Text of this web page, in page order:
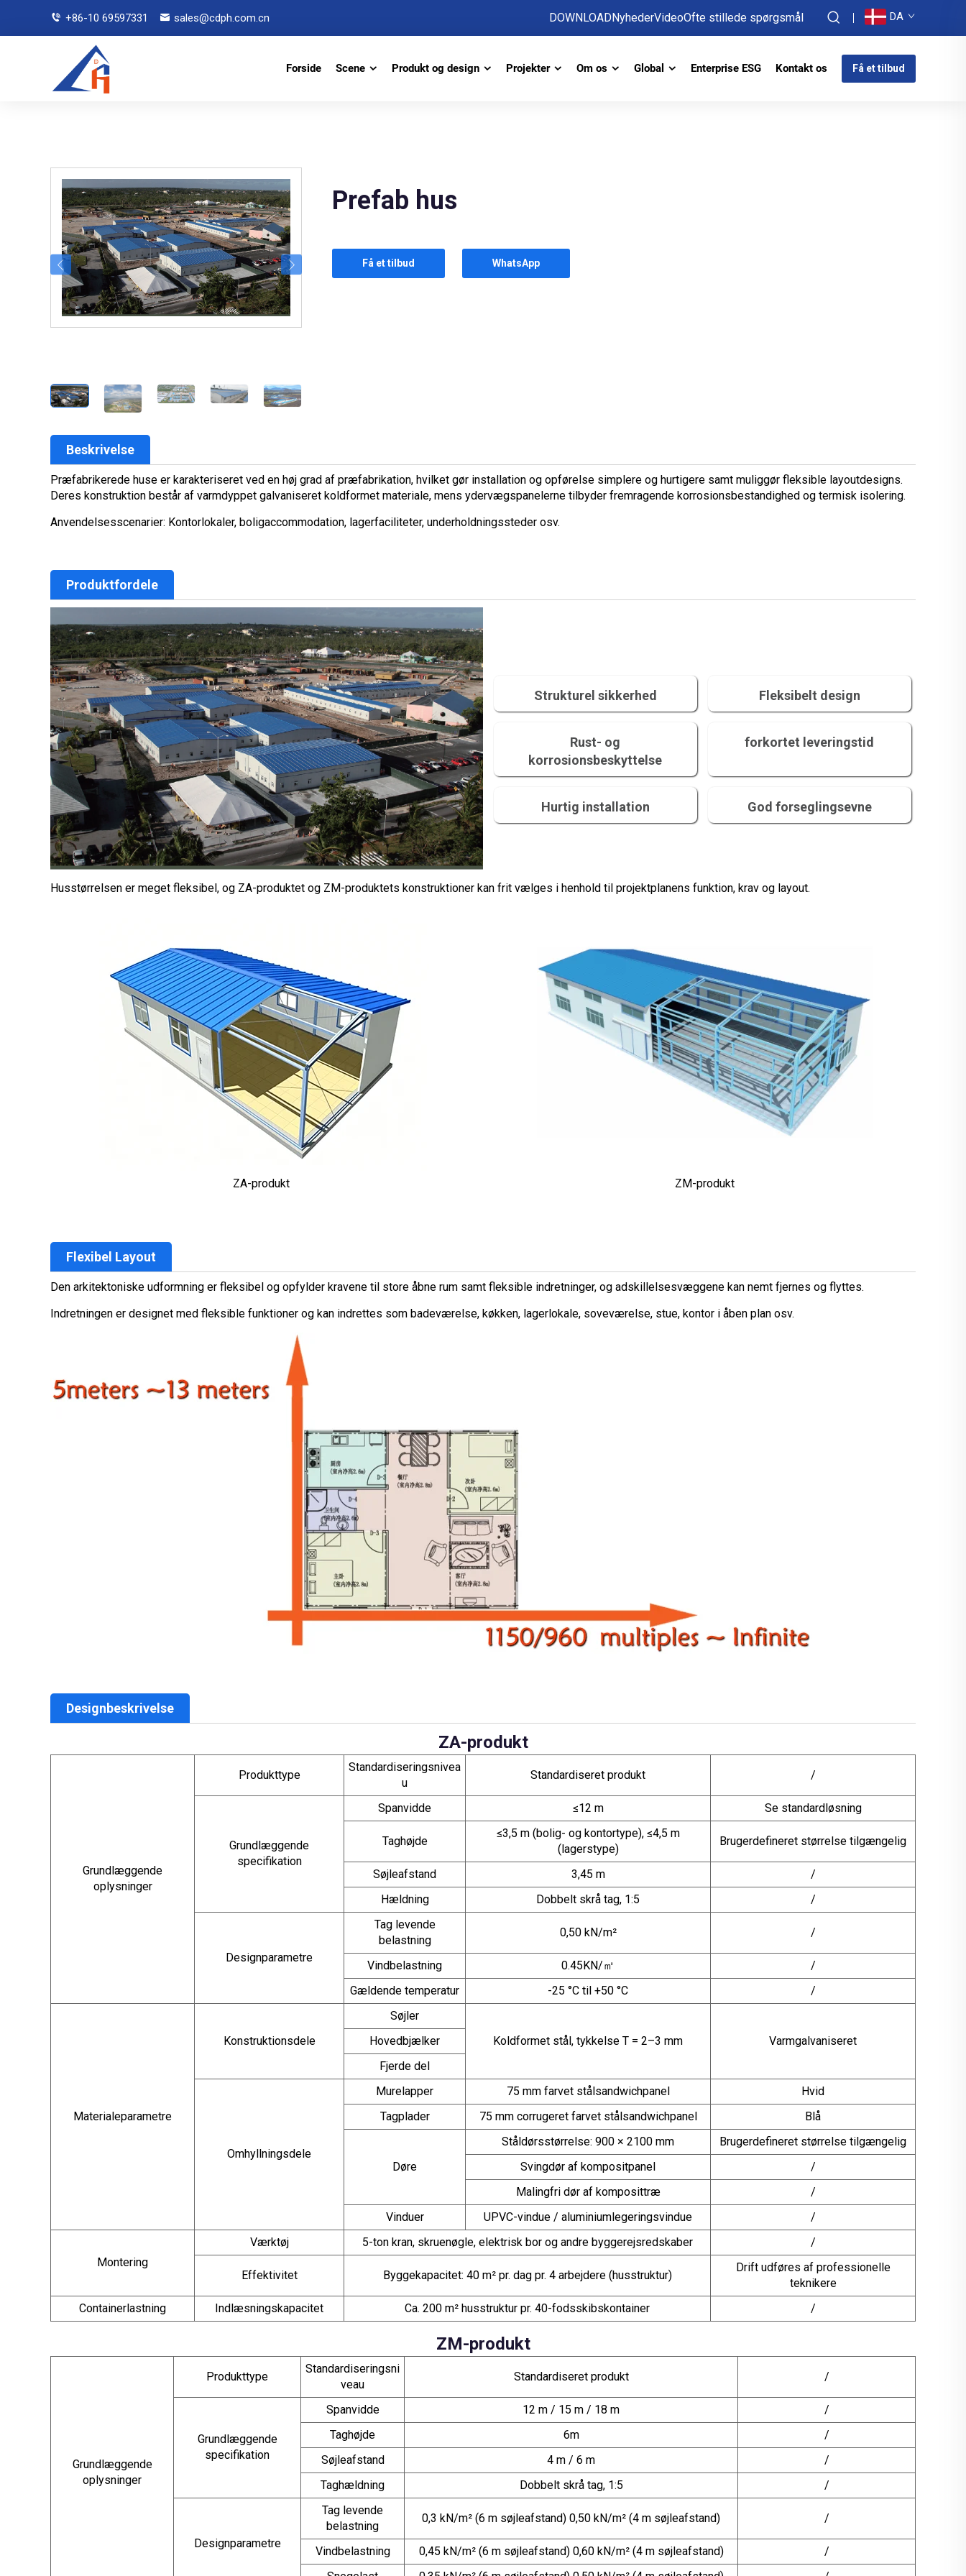
+86-10 69597331 sales@cdph.com.cn DOWNLOADNyhederVideoOfte stillede spørgsmål DA
Forside Scene Produkt og design Projekter Om os Global Enterprise ESG Kontakt os Få et tilbud
Prefab hus
Få et tilbud WhatsApp
Beskrivelse
Præfabrikerede huse er karakteriseret ved en høj grad af præfabrikation, hvilket gør installation og opførelse simplere og hurtigere samt muliggør fleksible layoutdesigns.
Deres konstruktion består af varmdyppet galvaniseret koldformet materiale, mens ydervægspanelerne tilbyder fremragende korrosionsbestandighed og termisk isolering.
Anvendelsesscenarier: Kontorlokaler, boligaccommodation, lagerfaciliteter, underholdningssteder osv.
Produktfordele
Strukturel sikkerhed Fleksibelt design
Rust- og
korrosionsbeskyttelse
forkortet leveringstid
Hurtig installation God forseglingsevne
Husstørrelsen er meget fleksibel, og ZA-produktet og ZM-produktets konstruktioner kan frit vælges i henhold til projektplanens funktion, krav og layout.
ZA-produkt ZM-produkt
Flexibel Layout
Den arkitektoniske udformning er fleksibel og opfylder kravene til store åbne rum samt fleksible indretninger, og adskillelsesvæggene kan nemt fjernes og flyttes.
Indretningen er designet med fleksible funktioner og kan indrettes som badeværelse, køkken, lagerlokale, soveværelse, stue, kontor i åben plan osv.
Designbeskrivelse
ZA-produkt
Grundlæggende
oplysninger
Produkttype
Standardiseringsnivea
u
Standardiseret produkt /
Grundlæggende
specifikation
Spanvidde ≤12 m Se standardløsning
Taghøjde
≤3,5 m (bolig- og kontortype), ≤4,5 m
(lagerstype)
Brugerdefineret størrelse tilgængelig
Søjleafstand 3,45 m
/
Hældning
Dobbelt skrå tag, 1:5 /
Designparametre
Tag levende
belastning
0,50 kN/m² /
Vindbelastning 0.45KN/㎡
/
Gældende temperatur
-25 °C til +50 °C /
Materialeparametre
Konstruktionsdele
Søjler
Koldformet stål, tykkelse T = 2–3 mm
Varmgalvaniseret
Hovedbjælker
Fjerde del
Omhyllningsdele
Murelapper 75 mm farvet stålsandwichpanel
Hvid
Tagplader
75 mm corrugeret farvet stålsandwichpanel Blå
Døre
Ståldørsstørrelse: 900 × 2100 mm
Brugerdefineret størrelse tilgængelig
Svingdør af kompositpanel
/
Malingfri dør af komposittræ
/
Vinduer
UPVC-vindue / aluminiumlegeringsvindue /
Montering
Værktøj 5-ton kran, skruenøgle, elektrisk bor og andre byggerejsredskaber /
Effektivitet Byggekapacitet: 40 m² pr. dag pr. 4 arbejdere (husstruktur)
Drift udføres af professionelle
teknikere
Containerlastning
Indlæsningskapacitet Ca. 200 m² husstruktur pr. 40-fodsskibskontainer /
ZM-produkt
Grundlæggende
oplysninger
Produkttype
Standardiseringsni
veau
Standardiseret produkt /
Grundlæggende
specifikation
Spanvidde 12 m / 15 m / 18 m
/
Taghøjde
6m
/
Søjleafstand
4 m / 6 m
/
Taghældning
Dobbelt skrå tag, 1:5 /
Designparametre
Tag levende
belastning
0,3 kN/m² (6 m søjleafstand) 0,50 kN/m² (4 m søjleafstand) /
Vindbelastning 0,45 kN/m² (6 m søjleafstand) 0,60 kN/m² (4 m søjleafstand)
/